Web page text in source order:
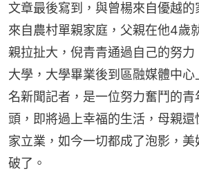
文章最後寫到，與曾楊來自優越
來自農村單親家庭，父親在他4歲
親拉扯大，倪青青通過自己的努力
大學，大學畢業後到區融媒體中
名新聞記者，是一位努力奮鬥的青
頭，即將過上幸福的生活，母親
家立業，如今一切都成了泡影，
破了。